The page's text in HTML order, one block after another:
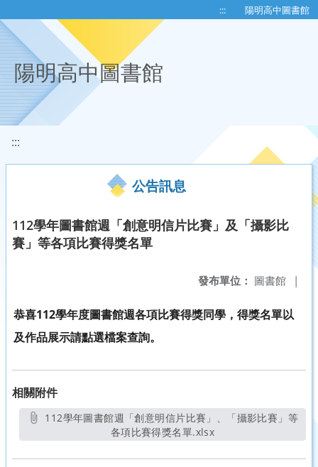
::: 陽明高中圖書館
陽明高中圖書館
:::
公告訊息
112學年圖書館週「創意明信片比賽」及「攝影比
賽」等各項比賽得獎名單
發布單位： 圖書館 |
恭喜112學年度圖書館週各項比賽得獎同學，得獎名單以
及作品展示請點選檔案查詢。
相關附件
各項比賽得獎名單.xlsx